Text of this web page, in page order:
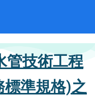
管技術工程
準規格)之